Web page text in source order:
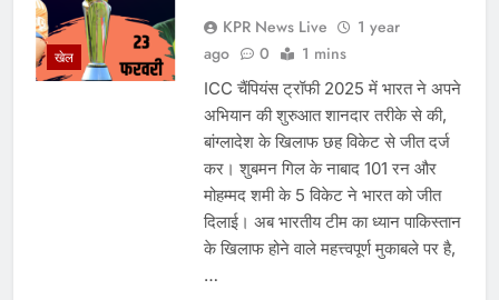
खेल
KPR News Live
1 year
ago
0 1 mins
ICC चैंपियंस ट्रॉफी 2025 में भारत ने अपने
अभियान की शुरुआत शानदार तरीके से की,
बांग्लादेश के खिलाफ छह विकेट से जीत दर्ज
कर। शुबमन गिल के नाबाद 101 रन और
मोहम्मद शमी के 5 विकेट ने भारत को जीत
दिलाई। अब भारतीय टीम का ध्यान पाकिस्तान
के खिलाफ होने वाले महत्त्वपूर्ण मुकाबले पर है,
…